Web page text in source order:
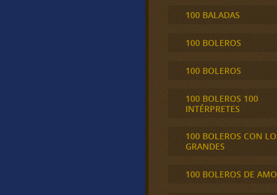
100 BALADAS
100 BOLEROS
100 BOLEROS
100 BOLEROS 100
INTÉRPRETES
100 BOLEROS CON
GRANDES
100 BOLEROS DE